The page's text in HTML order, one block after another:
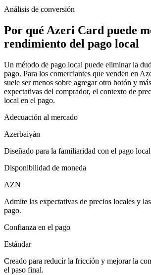
Análisis de conversión
Por qué Azeri Card puede
rendimiento del pago local
Un método de pago local puede eliminar la
pago. Para los comerciantes que venden en
suele ser menos sobre agregar otro botón y
expectativas del comprador, el contexto de
local en el pago.
Adecuación al mercado
Azerbaiyán
Diseñado para la familiaridad con el pago
Disponibilidad de moneda
AZN
Admite las expectativas de precios locales y
pago.
Confianza en el pago
Estándar
Creado para reducir la fricción y mejorar la
el paso final.